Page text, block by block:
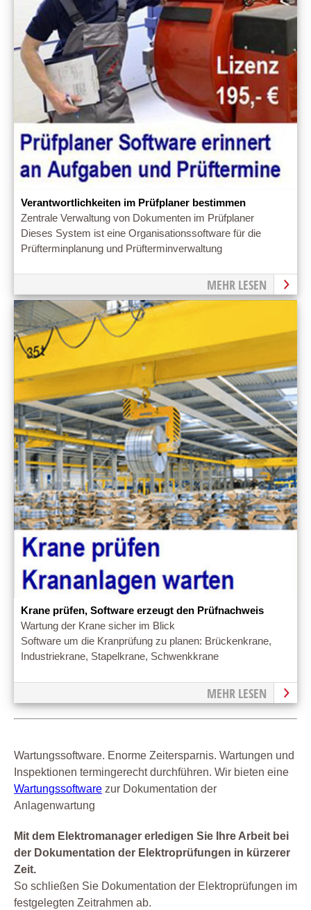
Verantwortlichkeiten im Prüfplaner bestimmen
Zentrale Verwaltung von Dokumenten im Prüfplaner
Dieses System ist eine Organisationssoftware für die
Prüfterminplanung und Prüfterminverwaltung
MEHR LESEN
Krane prüfen, Software erzeugt den Prüfnachweis
Wartung der Krane sicher im Blick
Software um die Kranprüfung zu planen: Brückenkrane,
Industriekrane, Stapelkrane, Schwenkkrane
MEHR LESEN
Wartungssoftware. Enorme Zeitersparnis. Wartungen und
Inspektionen termingerecht durchführen. Wir bieten eine
Wartungssoftware zur Dokumentation der
Anlagenwartung
Mit dem Elektromanager erledigen Sie Ihre Arbeit bei
der Dokumentation der Elektroprüfungen in kürzerer
Zeit.
So schließen Sie Dokumentation der Elektroprüfungen im
festgelegten Zeitrahmen ab.